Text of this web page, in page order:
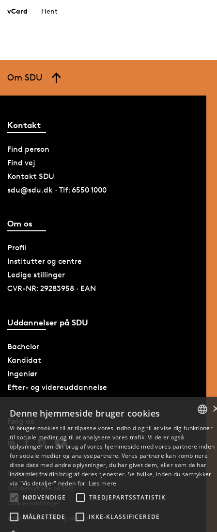
vCard Hent
Om SDU
Kontakt
Find person
Find vej
Kontakt SDU
sdu@sdu.dk · Tlf: 6550 1000
Om os
Profil
Institutter og centre
Ledige stillinger
CVR-NR: 29283958 · EAN
Uddannelser på SDU
Bachelor
Kandidat
Ingeniør
Efter- og videreuddannelse
Følg os
Tilgængelighedserklæring
Databeskyttelse på SDU
Cookie-indstillinger
Whistleblowerordning på SDU
ENGLISH
Denne hjemmeside bruger cookies
Vi bruger cookies til at tilpasse vores indhold og til at vise dig funktioner
til sociale medier og til at analysere vores trafik. Vi deler også
oplysninger om din brug af vores hjemmeside med vores partnere inden
for sociale medier og analysepartnere. Vores partnere kan kombinere
disse data med andre oplysninger, du har givet dem, eller som de har
indsamlet fra din brug af deres tjenester. Se hvilke, inden du samtykker
via "Vis detaljer" neden for. Læs mere
NØDVENDIGE
TREDJEPARTSSTATISTIK
MÅLRETTEDE IKKE-KLASSIFICEREDE